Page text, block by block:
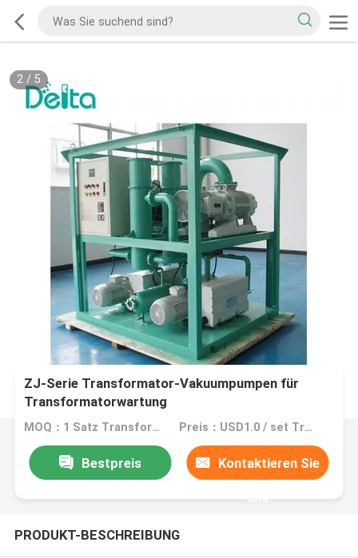
2/ 5
ZJ-Serie Transformator-Vakuumpumpen für
Transformatorwartung
MOQ：1 Satz Transformator-Vakuumpumpen Preis：USD1.0 / set Transformer Vacuum Pump Unit
Bestpreis Kontaktieren Sie
uns
PRODUKT-BESCHREIBUNG